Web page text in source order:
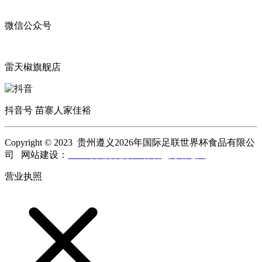
微信公众号
雷天椒旗舰店
抖音号 苗寨人家佳裕
Copyright © 2023 贵州遵义2026年国际足联世界杯食品有限公
司 网站建设：
营业执照